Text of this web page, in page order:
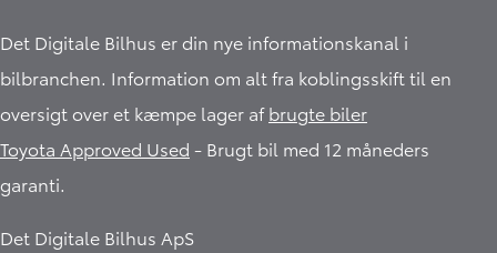
Det Digitale Bilhus er din nye informationskanal i
bilbranchen. Information om alt fra koblingsskift til en
oversigt over et kæmpe lager afbrugte biler
Toyota Approved Used - Brugt bil med 12 måneders
garanti.​
Det Digitale Bilhus ApS